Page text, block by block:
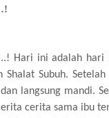
Hari ini adalah
Subuh.
langsung mandi.
cerita sama ibu